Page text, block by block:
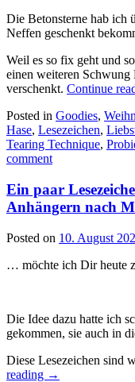
Die Betonsterne hab ich
Neffen geschenkt
Weil es so fix geht und
einen weiteren Schwung
verschenkt. Continue
Posted in Goodies,
Hase, Lesezeichen,
Tearing Technique,
comment
Ein paar
Anhängern nach
Posted on 10. August
… möchte ich Dir heute
Die Idee dazu hatte ich
gekommen, sie auch in
Diese Lesezeichen
reading „Ein
→